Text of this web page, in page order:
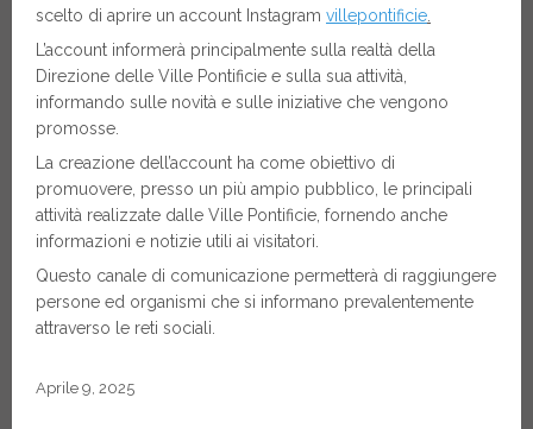
scelto di aprire un account Instagram villepontificie
L’account informerà principalmente sulla realtà della
Direzione delle Ville Pontificie e sulla sua attività,
informando sulle novità e sulle iniziative che vengono
promosse.
La creazione dell’account ha come obiettivo di
promuovere, presso un più ampio pubblico, le principali
attività realizzate dalle Ville Pontificie, fornendo anche
informazioni e notizie utili ai visitatori.
Questo canale di comunicazione permetterà di raggiungere
persone ed organismi che si informano prevalentemente
attraverso le reti sociali.
Aprile 9, 2025